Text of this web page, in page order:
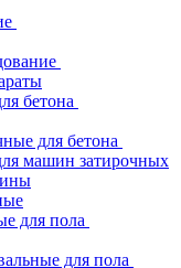
бетона
для бетона
машин затирочных
для пола
для пола